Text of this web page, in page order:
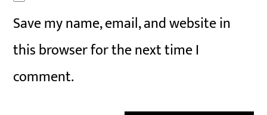
Save my name, email, and website in
this browser for the next time I
comment.